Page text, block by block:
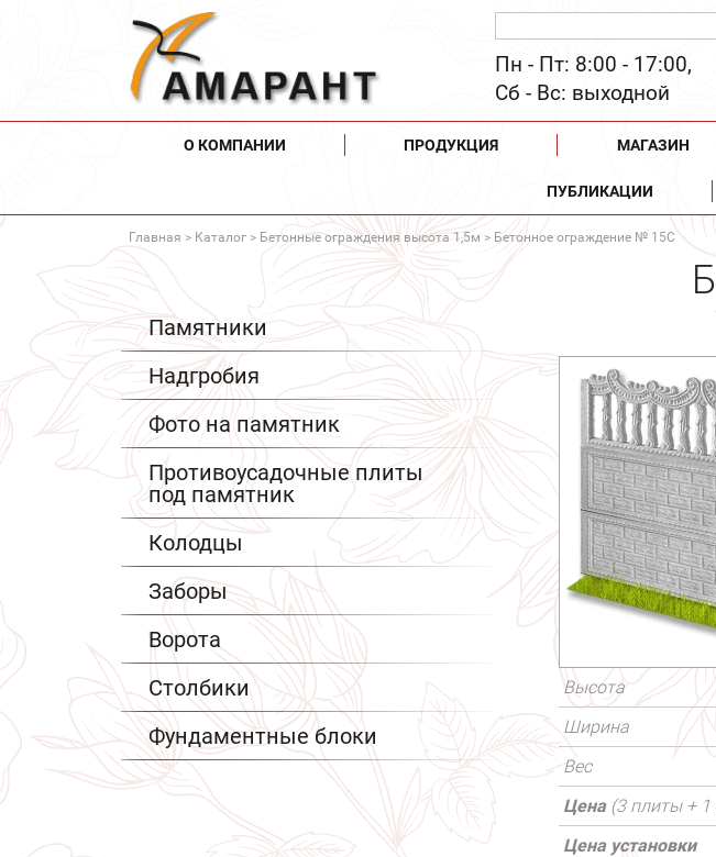
Пн - Пт: 8:00 - 17:00,
Сб - Вс: выходной
О КОМПАНИИ ПРОДУКЦИЯ МАГАЗИН
ПУБЛИКАЦИИ
Главная > Каталог > Бетонные ограждения высота 1,5м > Бетонное ограждение № 15С
Памятники
Надгробия
Фото на памятник
Противоусадочные плиты
под памятник
Колодцы
Заборы
Ворота
Столбики
Фундаментные блоки
Высота
Ширина
Вес
Цена (3 плиты + 1
Цена установки